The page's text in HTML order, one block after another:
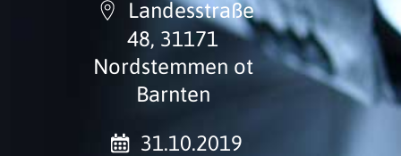
Landesstraße
48, 31171
Nordstemmen ot
Barnten
31.10.2019